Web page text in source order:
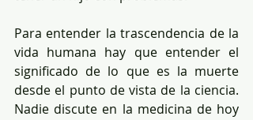
Para entender la trascendencia de la
vida humana hay que entender el
significado de lo que es la muerte
desde el punto de vista de la ciencia.
Nadie discute en la medicina de hoy